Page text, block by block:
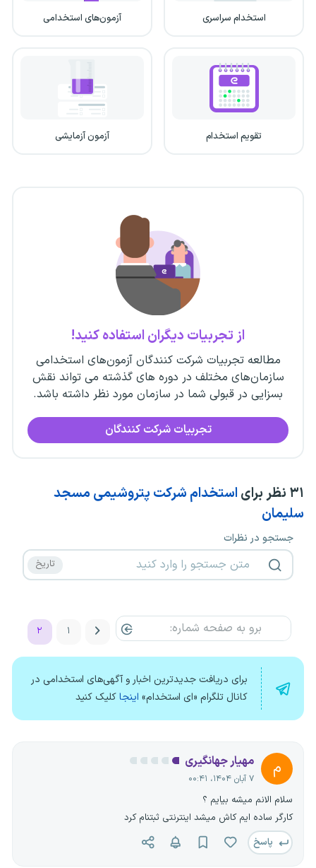
استخدام سراسری آزمون‌های استخدامی
تقویم استخدام آزمون آزمایشی
از تجربیات دیگران استفاده کنید!
مطالعه تجربیات شرکت کنندگان آزمون‌های استخدامی
سازمان‌های مختلف در دوره های گذشته می تواند نقش
بسزایی در قبولی شما در سازمان مورد نظر داشته باشد.
تجربیات شرکت کنندگان
۳۱ نظر برای استخدام شرکت پتروشیمی مسجد
سلیمان
جستجو در نظرات
۱ ۲
برای دریافت جدیدترین اخبار و آگهی‌های استخدامی در
کانال تلگرام «ای استخدام» اینجاکلیک کنید
م مهیار جهانگیری
۷ آبان ۱۴۰۴، ۰۰:۴۱
سلام الانم میشه بیایم ؟
کارگر ساده ایم کاش میشد اینترنتی ثبتنام کرد
پاسخ